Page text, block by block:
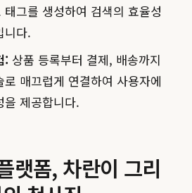
그를 생성하여 검색의 효율성
니다.
: 상품 등록부터 결제, 배송까지
매끄럽게 연결하여 사용자에
을 제공합니다.
랫폼, 차란이 그리